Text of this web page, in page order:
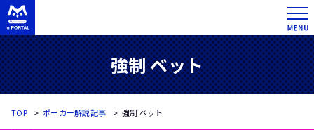
強制 ベット
TOP ポーカー解説記事 強制 ベット